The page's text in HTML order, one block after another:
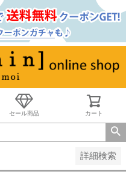
セール商品 カート
詳細検索